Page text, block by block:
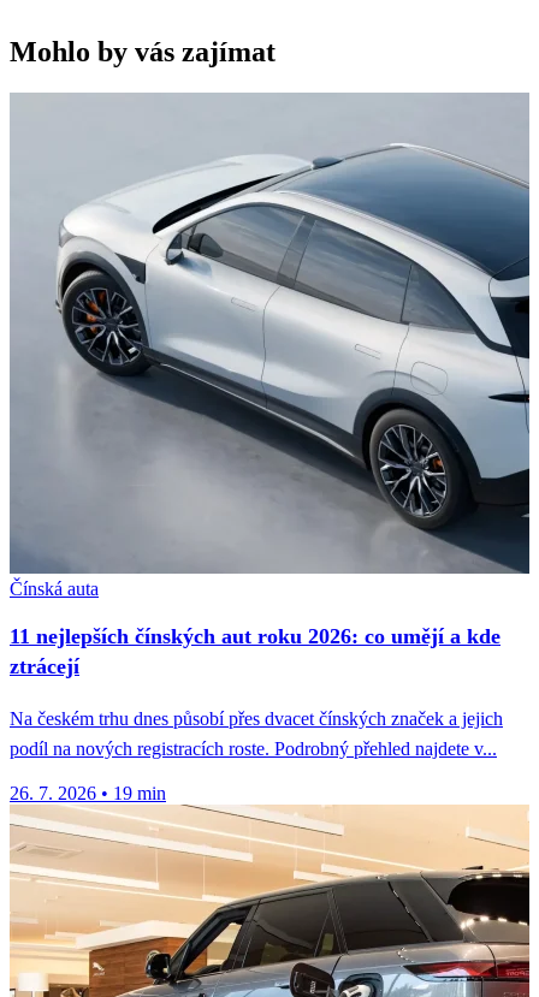
Mohlo by vás zajímat
Čínská auta
11 nejlepších čínských aut roku 2026: co umějí a kde
ztrácejí
Na českém trhu dnes působí přes dvacet čínských značek a jejich
podíl na nových registracích roste. Podrobný přehled najdete v...
26. 7. 2026 • 19 min